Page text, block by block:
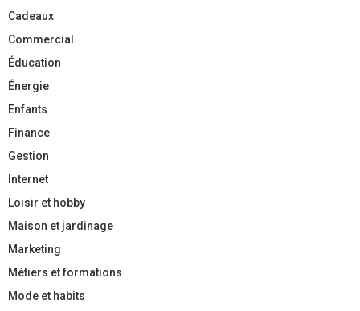
Cadeaux
Commercial
Éducation
Énergie
Enfants
Finance
Gestion
Internet
Loisir et hobby
Maison et jardinage
Marketing
Métiers et formations
Mode et habits